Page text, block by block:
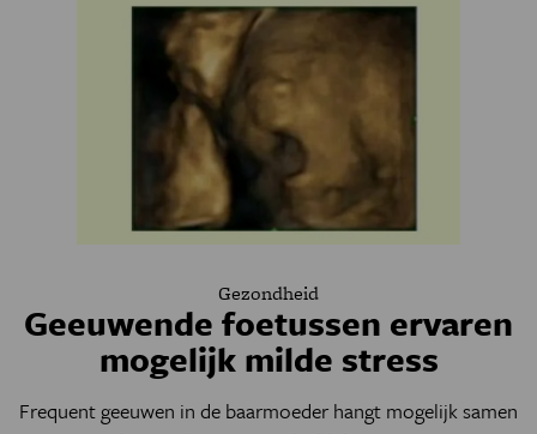
Gezondheid
Geeuwende foetussen ervaren
mogelijk milde stress
Frequent geeuwen in de baarmoeder hangt mogelijk samen